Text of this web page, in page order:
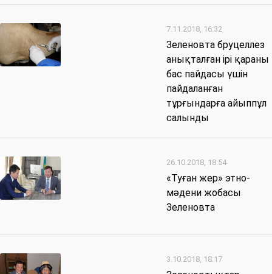
7.11.2018, 16:32
Зеленовта бруцеллез
анықталған ірі қараны
бас пайдасы үшін
пайдаланған
тұрғындарға айыппұл
салынды
26.10.2018, 18:54
«Туған жер» этно-
мәдени жобасы
Зеленовта
3.10.2018, 18:17